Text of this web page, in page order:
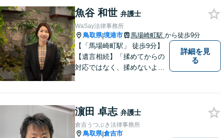
魚谷 和世 弁護士
WaSay法律事務所
鳥取県|境港市 馬場崎町駅 から徒歩9分
【「馬場崎町駅」 徒歩9分】
【遺言相続】「揉めてからの
対応ではなく、揉めないよう
決を目指します。 どんな些細
なことでもお気軽にご相談く
ださい。【弁護士歴15年以
詳細を見
る
濵田 卓志 弁護士
倉吉うつぶき法律事務所
鳥取県|倉吉市